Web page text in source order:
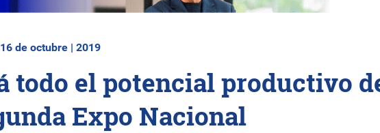
de octubre | 2019
todo el potencial productivo
Expo Nacional